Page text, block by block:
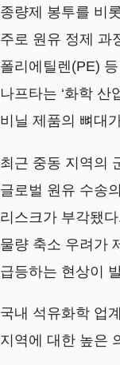
종량제 봉투를 비
주로 원유 정제 과
폴리에틸렌(PE)
나프타는 ‘화학 산
비닐 제품의 뼈대
최근 중동 지역의
글로벌 원유 수송
리스크가 부각됐
물량 축소 우려가
급등하는 현상이
국내 석유화학 업
지역에 대한 높은